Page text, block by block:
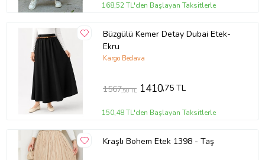
168,52 TL'den Başlayan Taksitlerle
Büzgülü Kemer Detay Dubai Etek-
Ekru
Kargo Bedava
1567,50 TL 1410,75 TL
150,48 TL'den Başlayan Taksitlerle
Kraşlı Bohem Etek 1398 - Taş